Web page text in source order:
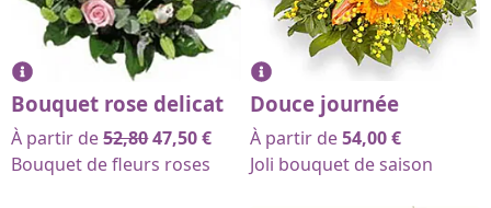
Bouquet rose delicat
À partir de52,8047,50€
Bouquet de fleurs roses
Douce journée
À partir de54,00€
Joli bouquet de saison